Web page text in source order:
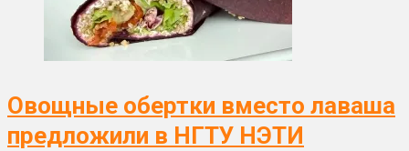
Овощные обертки вместо лаваша
предложили в НГТУ НЭТИ